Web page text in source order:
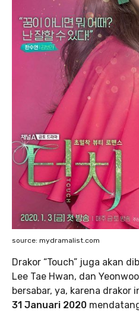
source: mydramalist.com
Drakor “Touch” juga akan
Lee Tae Hwan, dan
bersabar, ya, karena drakor
31 Januari 2020